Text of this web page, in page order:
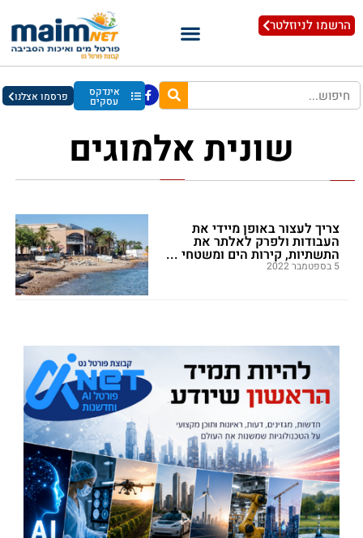
הרשמו לניוזלטר
אינדקס
עסקים פרסמו אצלנו
שונית אלמוגים
צריך לעצור באופן מיידי את
העבודות ולפרק לאלתר את
התשתיות, קירות הים ומשטחי ...
5 בספטמבר 2022